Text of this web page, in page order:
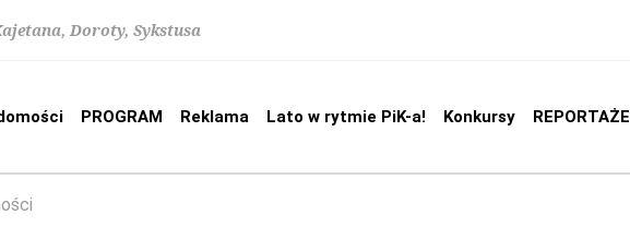
Doroty, Sykstusa
PROGRAM Reklama Lato w rytmie PiK-a! Konkursy REPORTAŻE